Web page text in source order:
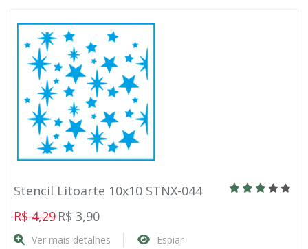
Stencil Litoarte 10x10 STNX-044
R$ 4,29 R$ 3,90
Ver mais detalhes Espiar